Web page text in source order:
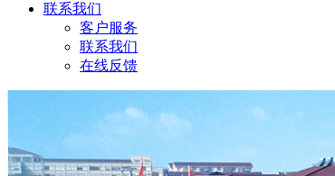
联系我们
客户服务
联系我们
在线反馈